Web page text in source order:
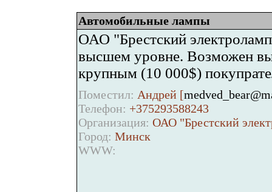
Автомобильные лампы
ОАО "Брестский
высшем уровне. Возможен
крупным (10 000$)
Поместил: Андрей [
Телефон: +375293588243
Организация: ОАО "Брестский
Город: Минск
WWW: